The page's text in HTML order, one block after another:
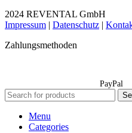
2024 REVENTAL GmbH
Impressum
Datenschutz
Zahlungsmethoden
PayPal
Menu
Categories